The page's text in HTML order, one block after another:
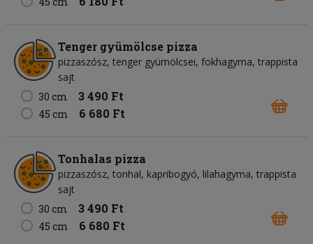
Tenger gyümölcse pizza
pizzaszósz, tenger gyümölcsei, fokhagyma, trappista
sajt
30 cm
3 490 Ft
45 cm 6 680 Ft
Tonhalas pizza
pizzaszósz, tonhal, kapribogyó, lilahagyma, trappista
sajt
30 cm
3 490 Ft
45 cm 6 680 Ft